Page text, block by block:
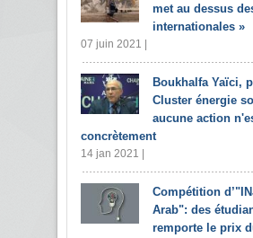
met au dessus
internationales »
07 juin 2021 |
Boukhalfa Yaïci,
Cluster énergie
aucune action
concrètement
14 jan 2021 |
Compétition
Arab": des
remporte le prix